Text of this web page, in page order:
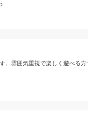
雰囲気重視で楽しく遊べる方